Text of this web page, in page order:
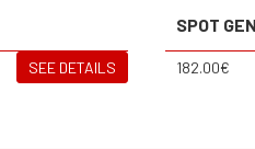
SEE DETAILS
SPOT
182.00€